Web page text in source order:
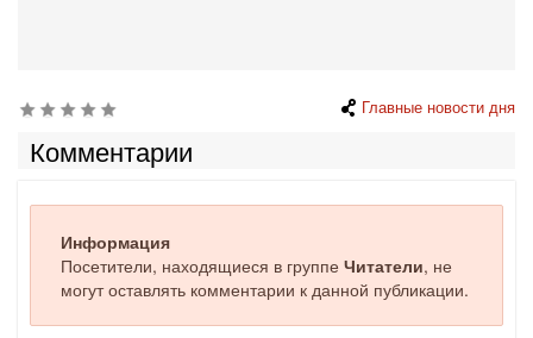
Главные новости дня
Комментарии
Информация
Посетители, находящиеся в группе Читатели, не
могут оставлять комментарии к данной публикации.